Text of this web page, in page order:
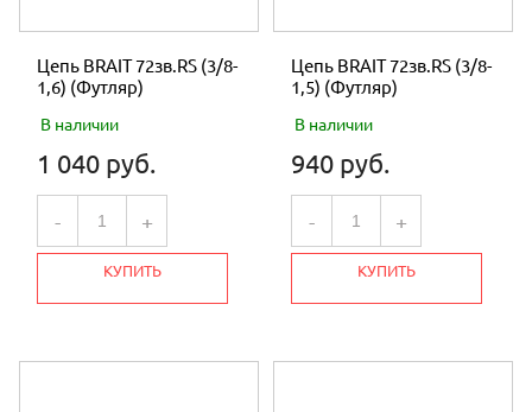
Цепь BRAIT 72зв.RS (3/8-
1,6) (Футляр)
В наличии
1 040 руб.
- +
КУПИТЬ
Цепь BRAIT 72зв.RS (3/8-
1,5) (Футляр)
В наличии
940 руб.
- +
КУПИТЬ